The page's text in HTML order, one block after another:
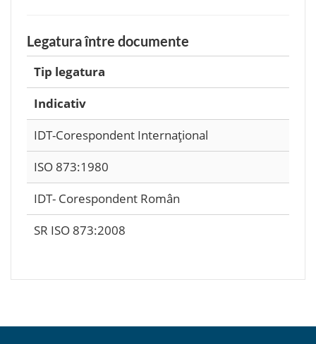
Legatura între documente
Tip legatura
Indicativ
IDT-Corespondent Internaţional
ISO 873:1980
IDT- Corespondent Român
SR ISO 873:2008